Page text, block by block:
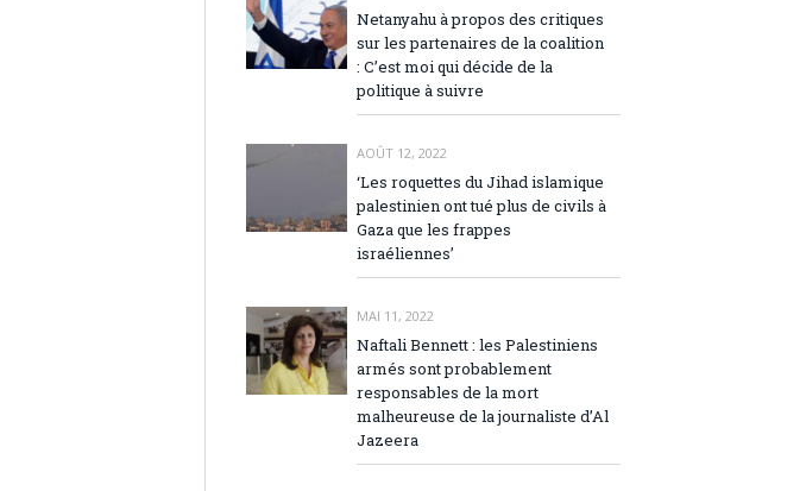
Netanyahu à propos des critiques
sur les partenaires de la coalition
: C’est moi qui décide de la
politique à suivre
AOÛT 12, 2022
‘Les roquettes du Jihad islamique
palestinien ont tué plus de civils à
Gaza que les frappes
israéliennes’
MAI 11, 2022
Naftali Bennett : les Palestiniens
armés sont probablement
responsables de la mort
malheureuse de la journaliste d’Al
Jazeera